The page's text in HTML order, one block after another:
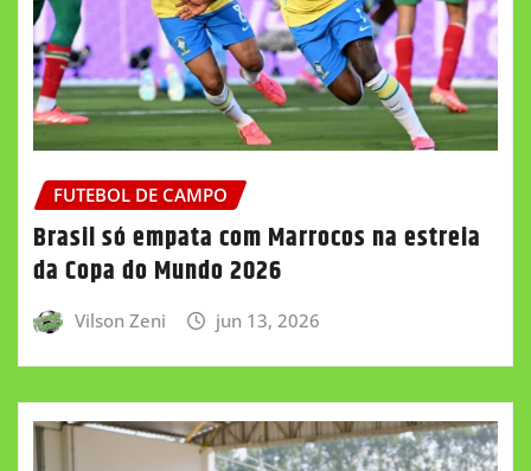
FUTEBOL DE CAMPO
Brasil só empata com Marrocos na estreia
da Copa do Mundo 2026
Vilson Zeni jun 13, 2026